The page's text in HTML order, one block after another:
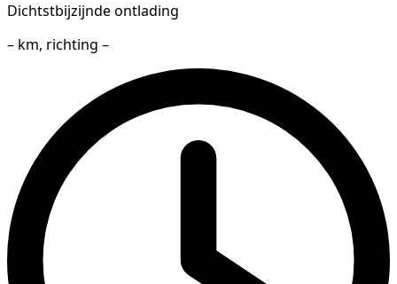
Dichtstbijzijnde ontlading
– km, richting –